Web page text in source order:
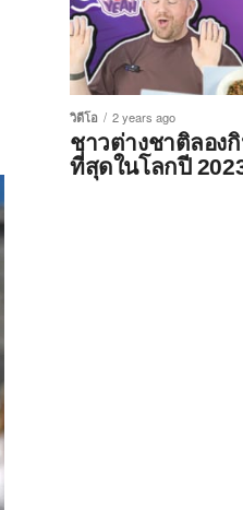
วิดีโอ 2 years ago
ชาวต่างชาติลอง
ที่สุดในโลกปี